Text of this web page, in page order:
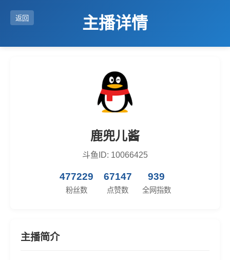
返回 主播详情
鹿兜儿酱
斗鱼ID: 10066425
477229
粉丝数
67147
点赞数
939
全网指数
主播简介